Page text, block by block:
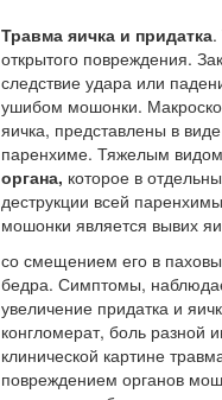
Травма яичка и придатка.
открытого повреждения.
следствие удара или
ушибом мошонки.
яичка, представлены в
паренхиме. Тяжелым
органа, которое в
деструкции всей
мошонки является вывих
со смещением его в
бедра. Симптомы,
увеличение придатка и
конгломерат, боль разной
клинической картине
повреждением органов